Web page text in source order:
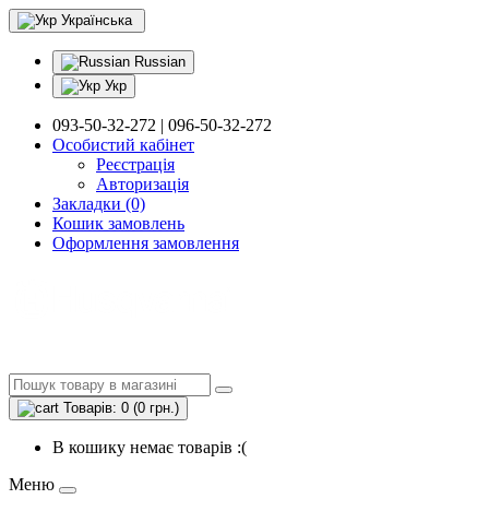
Українська
Russian
Укр
093-50-32-272 | 096-50-32-272
Особистий кабінет
Реєстрація
Авторизація
Закладки (0)
Кошик замовлень
Оформлення замовлення
Товарів: 0 (0 грн.)
В кошику немає товарів :(
Меню